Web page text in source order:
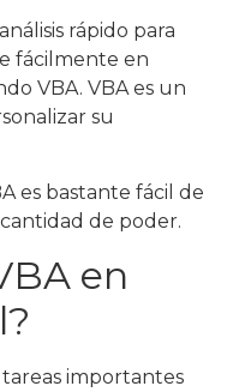
rápido para
fácilmente en
VBA. VBA es un
su
es bastante fácil de
de poder.
en
importantes